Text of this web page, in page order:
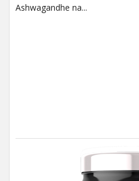
Ashwagandhe na...